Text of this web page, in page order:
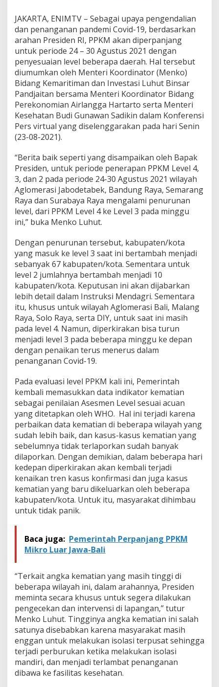
m
e
r
n
t
a
h
K
e
m
b
a
P
e
r
p
a
n
j
a
P
P
K
M
J
a
w
B
a
l
i
JAKARTA, ENIMTV – Sebagai upaya pengendalian
dan penanganan pandemi Covid-19, berdasarkan
arahan Presiden RI, PPKM akan diperpanjang
untuk periode 24 – 30 Agustus 2021 dengan
penyesuaian level beberapa daerah. Hal tersebut
diumumkan oleh Menteri Koordinator (Menko)
Bidang Kemaritiman dan Investasi Luhut Binsar
Pandjaitan bersama Menteri Koordinator Bidang
Perekonomian Airlangga Hartarto serta Menteri
Kesehatan Budi Gunawan Sadikin dalam Konferensi
Pers virtual yang diselenggarakan pada hari Senin
(23-08-2021).
“Berita baik seperti yang disampaikan oleh Bapak
Presiden, untuk periode penerapan PPKM Level 4,
3, dan 2 pada periode 24-30 Agustus 2021 wilayah
Aglomerasi Jabodetabek, Bandung Raya, Semarang
Raya dan Surabaya Raya mengalami penurunan
level, dari PPKM Level 4 ke Level 3 pada minggu
ini,” buka Menko Luhut.
Dengan penurunan tersebut, kabupaten/kota
yang masuk ke level 3 saat ini bertambah menjadi
sebanyak 67 kabupaten/kota. Sementara untuk
level 2 jumlahnya bertambah menjadi 10
kabupaten/kota. Keputusan ini akan dijabarkan
lebih detail dalam Instruksi Mendagri. Sementara
itu, khusus untuk wilayah Aglomerasi Bali, Malang
Raya, Solo Raya, serta DIY, untuk saat ini masih
pada level 4. Namun, diperkirakan bisa turun
menjadi level 3 pada beberapa minggu ke depan
dengan penaikan terus menerus dalam
penanganan Covid-19.
Pada evaluasi level PPKM kali ini, Pemerintah
kembali memasukkan data indikator kematian
sebagai penilaian Asesmen Level sesuai acuan
yang ditetapkan oleh WHO. Hal ini terjadi karena
perbaikan data kematian di beberapa wilayah yang
sudah lebih baik, dan kasus-kasus kematian yang
sebelumnya tidak terlaporkan sudah banyak
dilaporkan. Dengan demikian, dalam beberapa hari
kedepan diperkirakan akan kembali terjadi
kenaikan tren kasus konfirmasi dan juga kasus
kematian yang baru dikeluarkan oleh beberapa
kabupaten/kota. Untuk itu, masyarakat dihimbau
untuk tidak panik.
Baca juga: Pemerintah Perpanjang PPKM
Mikro Luar Jawa-Bali
“Terkait angka kematian yang masih tinggi di
beberapa wilayah ini, dalam arahannya, Presiden
meminta secara khusus untuk segera dilakukan
pengecekan dan intervensi di lapangan,” tutur
Menko Luhut. Tingginya angka kematian ini salah
satunya disebabkan karena masyarakat masih
enggan untuk melakukan isolasi terpusat sehingga
terjadi perburukan ketika melakukan isolasi
mandiri, dan menjadi terlambat penanganan
dibawa ke fasilitas kesehatan.